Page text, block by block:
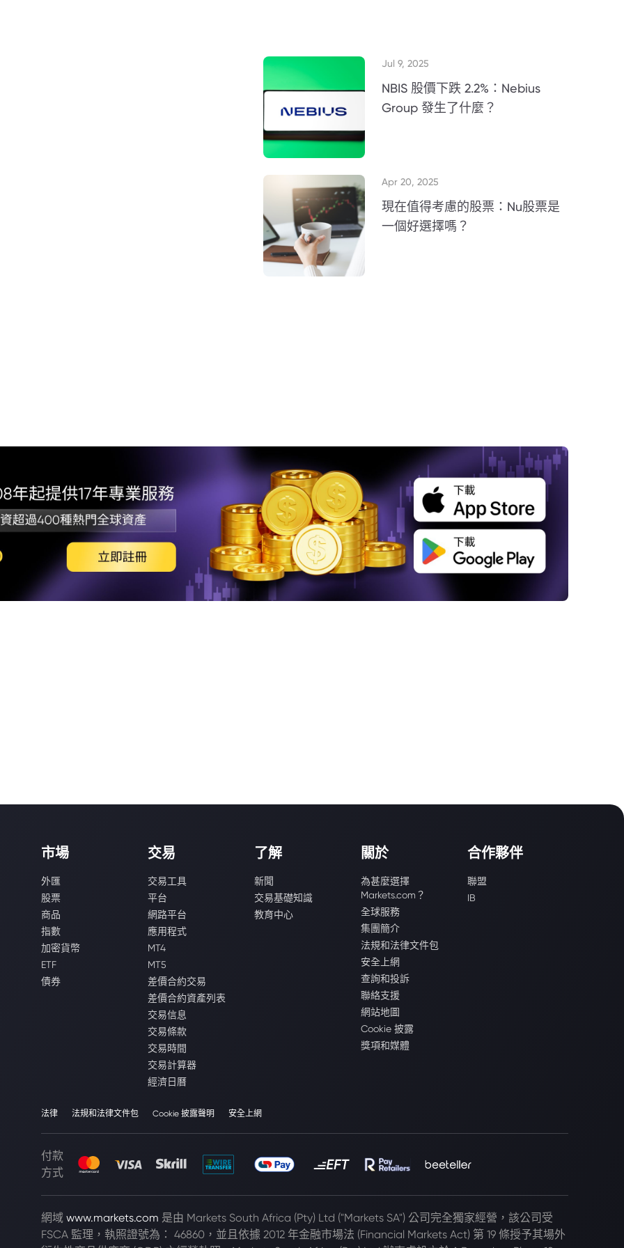
Jul 9, 2025
NBIS 股價下跌 2.2%：Nebius
Group 發生了什麼？
Apr 20, 2025
現在值得考慮的股票：Nu股票是
一個好選擇嗎？
市場
外匯
股票
商品
指數
加密貨幣
ETF
債券
交易
交易工具
平台
網路平台
應用程式
MT4
MT5
差價合約交易
差價合約資產列表
交易信息
交易條款
交易時間
交易計算器
經濟日曆
了解
新聞
交易基礎知識
教育中心
關於
為甚麼選擇
Markets.com？
全球服務
集團簡介
法規和法律文件包
安全上網
查詢和投訴
聯絡支援
網站地圖
Cookie 披露
獎項和媒體
合作夥伴
聯盟
IB
法律 法規和法律文件包 Cookie 披露聲明 安全上網
付款
方式
網域 www.markets.com 是由 Markets South Africa (Pty) Ltd ("Markets SA") 公司完全獨家經營，該公司受
FSCA 監理，執照證號為： 46860，並且依據 2012 年金融市場法 (Financial Markets Act) 第 19 條授予其場外